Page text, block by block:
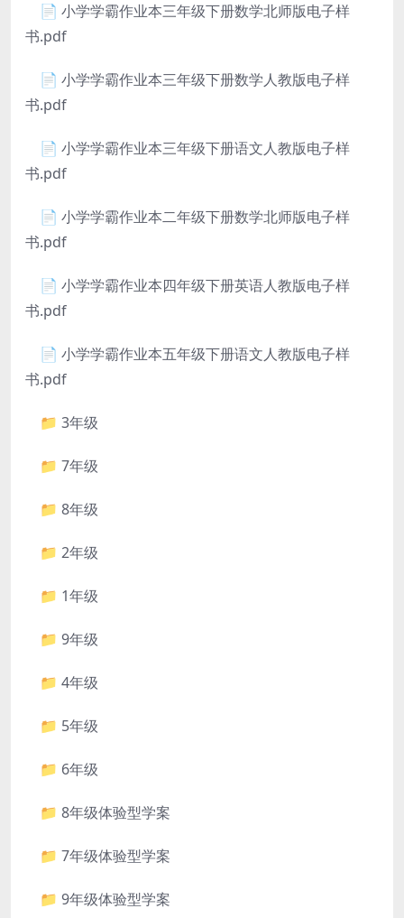
📄 小学学霸作业本三年级下册数学北师版电子样
书.pdf
📄 小学学霸作业本三年级下册数学人教版电子样
书.pdf
📄 小学学霸作业本三年级下册语文人教版电子样
书.pdf
📄 小学学霸作业本二年级下册数学北师版电子样
书.pdf
📄 小学学霸作业本四年级下册英语人教版电子样
书.pdf
📄 小学学霸作业本五年级下册语文人教版电子样
书.pdf
📁 3年级
📁 7年级
📁 8年级
📁 2年级
📁 1年级
📁 9年级
📁 4年级
📁 5年级
📁 6年级
📁 8年级体验型学案
📁 7年级体验型学案
📁 9年级体验型学案